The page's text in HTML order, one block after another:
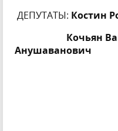
ДЕПУТАТЫ: Костин
Кочьян